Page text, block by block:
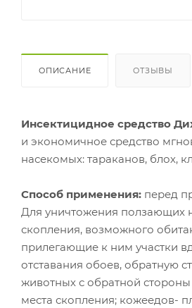
ОПИСАНИЕ ОТЗЫВЫ
Инсектицидное средство
и экономичное средство
насекомых: тараканов, блох,
Способ применения: перед
Для уничтожения ползающих
скопления, возможного
прилегающие к ним участки
отставания обоев, обратную
животных с обратной
места скопления; кожеедов-